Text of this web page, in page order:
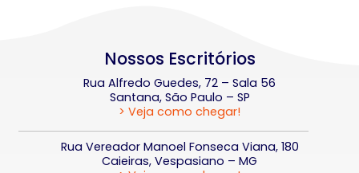
Nossos Escritórios
Rua Alfredo Guedes, 72 – Sala 56
Santana, São Paulo – SP
> Veja como chegar!
Rua Vereador Manoel Fonseca Viana, 180
Caieiras, Vespasiano – MG